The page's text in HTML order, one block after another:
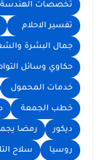
تخصصات الهندسة
تفسير الاحلام
جمال البشرة
حكاوي وسائل
خدمات المحمول
خطب الجمعة
ديكور رمضا
روسيا سلاح